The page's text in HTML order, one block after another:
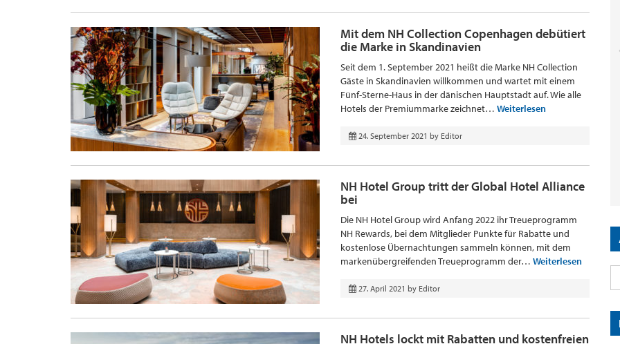
Mit dem NH Collection Copenhagen debütiert
die Marke in Skandinavien
Seit dem 1. September 2021 heißt die Marke NH Collection
Gäste in Skandinavien willkommen und wartet mit einem
Fünf-Sterne-Haus in der dänischen Hauptstadt auf. Wie alle
Hotels der Premiummarke zeichnet… Weiterlesen
24. September 2021 by Editor
NH Hotel Group tritt der Global Hotel Alliance
bei
Die NH Hotel Group wird Anfang 2022 ihr Treueprogramm
NH Rewards, bei dem Mitglieder Punkte für Rabatte und
kostenlose Übernachtungen sammeln können, mit dem
markenübergreifenden Treueprogramm der… Weiterlesen
27. April 2021 by Editor
NH Hotels lockt mit Rabatten und kostenfreien